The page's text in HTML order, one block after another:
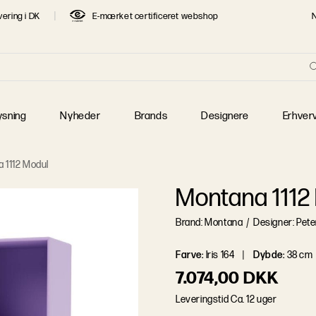
i DK E-mærket certificeret webshop
J. Wegner
Jaime Hayon
Jens Juul Eilersen
Nyheder Brands Designere
Modul
7.074,00 DKK
Leveringstid Ca. 12 uger
Montana
Brand: Montana / Designer:
Farve: Iris 164 Dybde: 38 cm